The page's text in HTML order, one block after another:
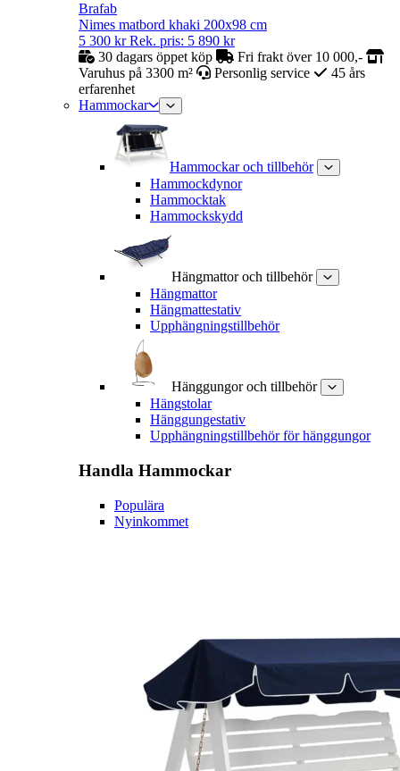
Brafab
Nimes matbord khaki 200x98 cm
5 300 kr Rek. pris: 5 890 kr
30 dagars öppet köp
Fri frakt över 10 000,-
Varuhus på 3300 m²
Personlig service
45 års
erfarenhet
Hammockar
Hammockar och tillbehör
Hammockdynor
Hammocktak
Hammockskydd
Hängmattor och tillbehör
Hängmattor
Hängmattestativ
Upphängningstillbehör
Hänggungor och tillbehör
Hängstolar
Hänggungestativ
Upphängningstillbehör för hänggungor
Handla Hammockar
Populära
Nyinkommet